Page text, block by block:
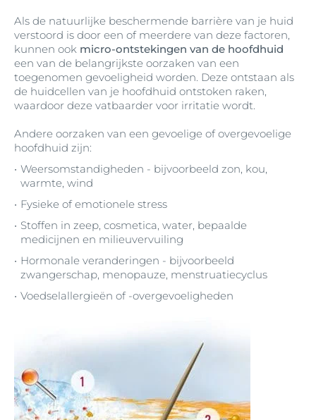
Als de natuurlijke beschermende barrière van je huid
verstoord is door een of meerdere van deze factoren,
kunnen ook micro-ontstekingen van de hoofdhuid
een van de belangrijkste oorzaken van een
toegenomen gevoeligheid worden. Deze ontstaan als
de huidcellen van je hoofdhuid ontstoken raken,
waardoor deze vatbaarder voor irritatie wordt.
Andere oorzaken van een gevoelige of overgevoelige
hoofdhuid zijn:
Weersomstandigheden - bijvoorbeeld zon, kou,
warmte, wind
Fysieke of emotionele stress
Stoffen in zeep, cosmetica, water, bepaalde
medicijnen en milieuvervuiling
Hormonale veranderingen - bijvoorbeeld
zwangerschap, menopauze, menstruatiecyclus
Voedselallergieën of -overgevoeligheden